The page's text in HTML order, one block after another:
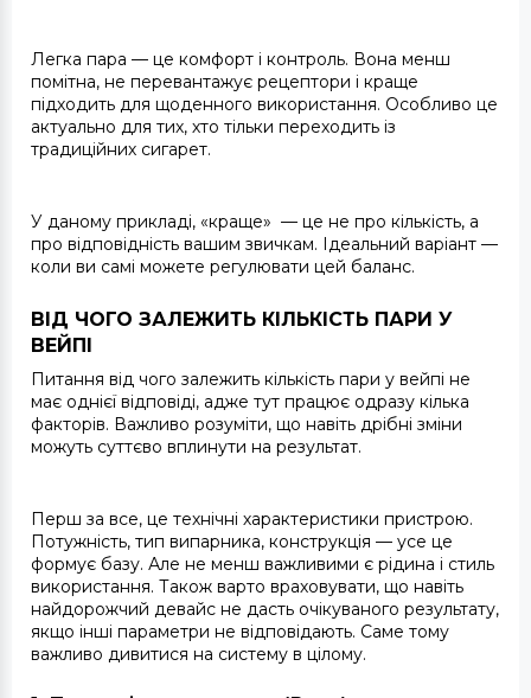
Легка пара — це комфорт і контроль. Вона менш
помітна, не перевантажує рецептори і краще
підходить для щоденного використання. Особливо це
актуально для тих, хто тільки переходить із
традиційних сигарет.
У даному прикладі, «краще» — це не про кількість, а
про відповідність вашим звичкам. Ідеальний варіант —
коли ви самі можете регулювати цей баланс.
ВІД ЧОГО ЗАЛЕЖИТЬ КІЛЬКІСТЬ ПАРИ У
ВЕЙПІ
Питання від чого залежить кількість пари у вейпі не
має однієї відповіді, адже тут працює одразу кілька
факторів. Важливо розуміти, що навіть дрібні зміни
можуть суттєво вплинути на результат.
Перш за все, це технічні характеристики пристрою.
Потужність, тип випарника, конструкція — усе це
формує базу. Але не менш важливими є рідина і стиль
використання. Також варто враховувати, що навіть
найдорожчий девайс не дасть очікуваного результату,
якщо інші параметри не відповідають. Саме тому
важливо дивитися на систему в цілому.